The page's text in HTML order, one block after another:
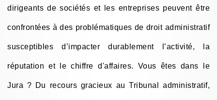
dirigeants de sociétés et les entreprises peuvent être
confrontées à des problématiques de droit administratif
susceptibles d’impacter durablement l’activité, la
réputation et le chiffre d'affaires. Vous êtes dans le
Jura ? Du recours gracieux au Tribunal administratif,